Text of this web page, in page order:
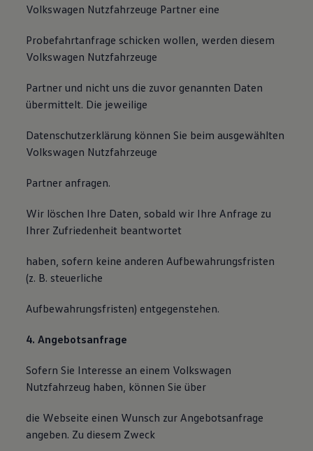
Volkswagen Nutzfahrzeuge Partner eine
Probefahrtanfrage schicken wollen, werden diesem
Volkswagen Nutzfahrzeuge
Partner und nicht uns die zuvor genannten Daten
übermittelt. Die jeweilige
Datenschutzerklärung können Sie beim ausgewählten
Volkswagen Nutzfahrzeuge
Partner anfragen.
Wir löschen Ihre Daten, sobald wir Ihre Anfrage zu
Ihrer Zufriedenheit beantwortet
haben, sofern keine anderen Aufbewahrungsfristen
(z. B. steuerliche
Aufbewahrungsfristen) entgegenstehen.
4. Angebotsanfrage
Sofern Sie Interesse an einem Volkswagen
Nutzfahrzeug haben, können Sie über
die Webseite einen Wunsch zur Angebotsanfrage
angeben. Zu diesem Zweck